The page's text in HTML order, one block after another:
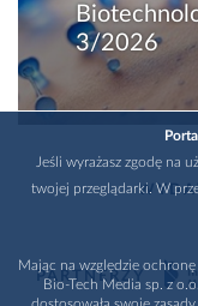
3/2026
PARTNERZY
Jeśli wyrażasz zgodę na
twojej przeglądarki. W
Mając na względzie
Bio-Tech Media sp. z